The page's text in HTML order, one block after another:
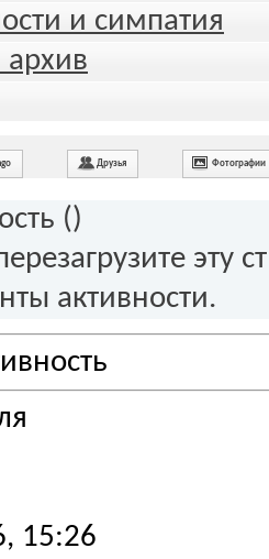
и симпатия
Друзья Фотографии
()
эту
активности.
15:26